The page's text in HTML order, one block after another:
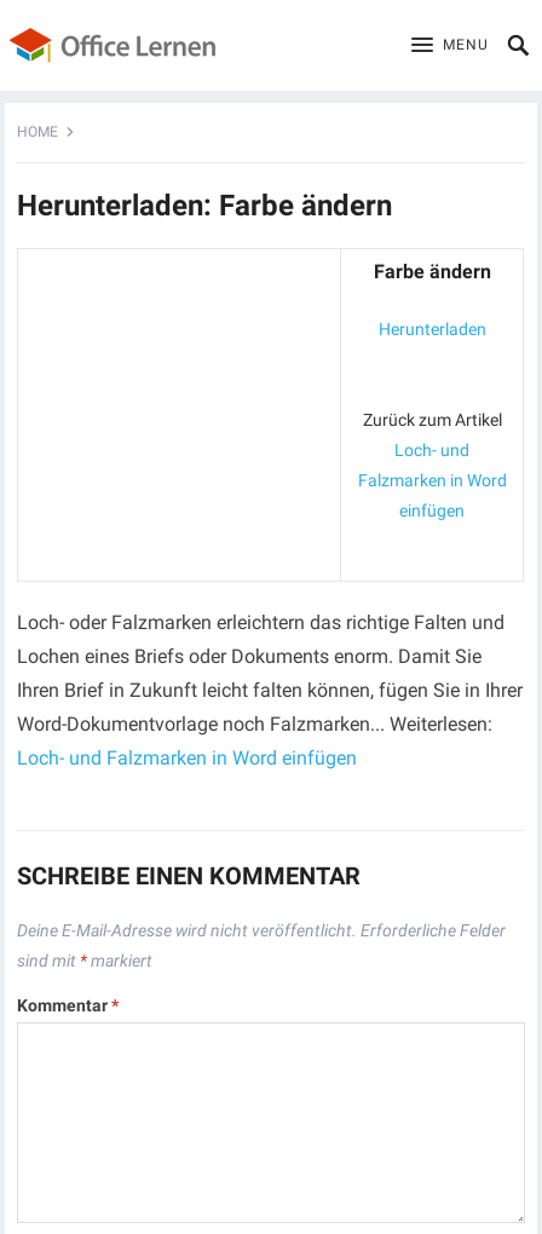
MENU
HOME
Herunterladen: Farbe ändern
Farbe ändern
Herunterladen
Zurück zum Artikel
Loch- und
Falzmarken in Word
einfügen
Loch- oder Falzmarken erleichtern das richtige Falten und
Lochen eines Briefs oder Dokuments enorm. Damit Sie
Ihren Brief in Zukunft leicht falten können, fügen Sie in Ihrer
Word-Dokumentvorlage noch Falzmarken... Weiterlesen:
Loch- und Falzmarken in Word einfügen
SCHREIBE EINEN KOMMENTAR
Deine E-Mail-Adresse wird nicht veröffentlicht. Erforderliche Felder
sind mit *markiert
Kommentar*